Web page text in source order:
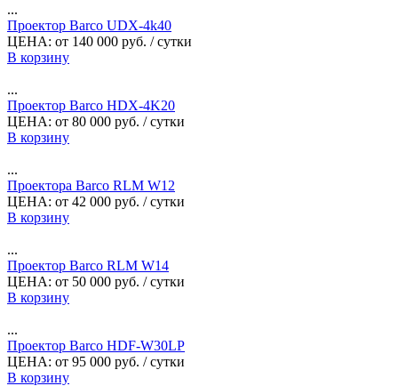
...
Проектор Barco UDX-4k40
ЦЕНА: от 140 000 руб. / сутки
В корзину
...
Проектор Barco HDX-4K20
ЦЕНА: от 80 000 руб. / сутки
В корзину
...
Проектора Barco RLM W12
ЦЕНА: от 42 000 руб. / сутки
В корзину
...
Проектор Barco RLM W14
ЦЕНА: от 50 000 руб. / сутки
В корзину
...
Проектор Barco HDF-W30LP
ЦЕНА: от 95 000 руб. / сутки
В корзину